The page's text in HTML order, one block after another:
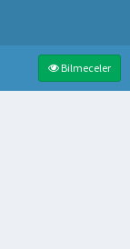
Bilmeceler